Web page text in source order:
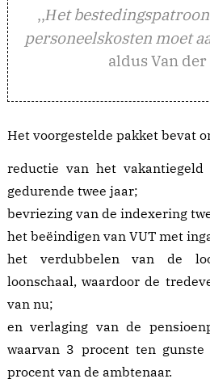
,,Het
personeelskosten moet
aldus Van
Het voorgestelde pakket bevat
reductie van het
gedurende twee jaar;
bevriezing van de indexering
het beëindigen van VUT met
het verdubbelen van de
loonschaal, waardoor de
van nu;
en verlaging van de
waarvan 3 procent ten
procent van de ambtenaar.